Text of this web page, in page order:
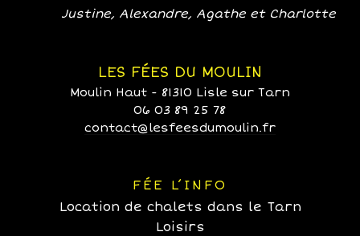
Justine, Alexandre, Agathe et Charlotte
LES FÉES DU MOULIN
Moulin Haut - 81310 Lisle sur Tarn
06 03 89 25 78
contact@lesfeesdumoulin.fr
FÉE L’INFO
Location de chalets dans le Tarn
Loisirs